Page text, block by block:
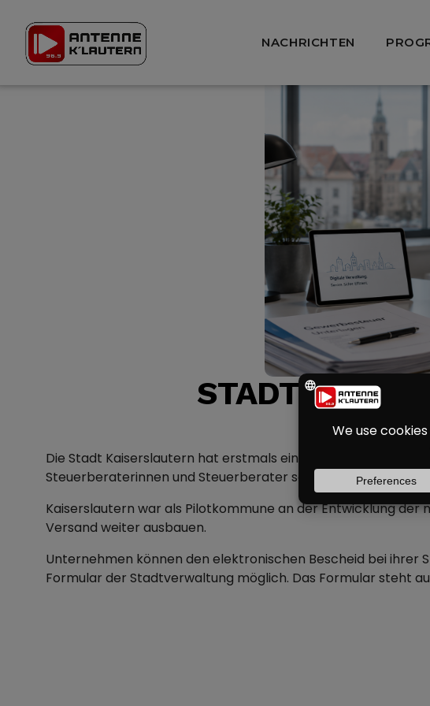
NACHRICHTEN
STADT
Die Stadt Kaiserslautern hat erstmals einen
Steuerberaterinnen und Steuerberater sowie die Verwaltung
Kaiserslautern war als Pilotkommune an der Entwicklung
Versand weiter ausbauen.
Unternehmen können den elektronischen Bescheid bei
Formular der Stadtverwaltung möglich. Das Formular steht